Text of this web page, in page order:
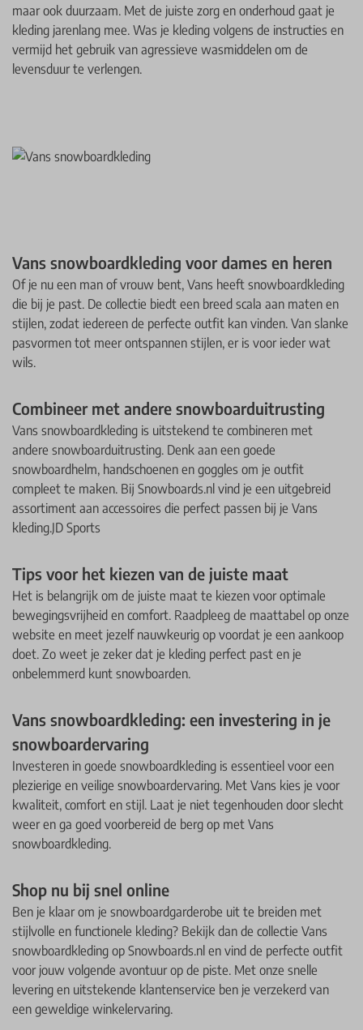
maar ook duurzaam. Met de juiste zorg en onderhoud gaat je
kleding jarenlang mee. Was je kleding volgens de instructies en
vermijd het gebruik van agressieve wasmiddelen om de
levensduur te verlengen.
Vans snowboardkleding voor dames en heren
Of je nu een man of vrouw bent, Vans heeft snowboardkleding
die bij je past. De collectie biedt een breed scala aan maten en
stijlen, zodat iedereen de perfecte outfit kan vinden. Van slanke
pasvormen tot meer ontspannen stijlen, er is voor ieder wat
wils.
Combineer met andere snowboarduitrusting
Vans snowboardkleding is uitstekend te combineren met
andere snowboarduitrusting. Denk aan een goede
snowboardhelm, handschoenen en goggles om je outfit
compleet te maken. Bij Snowboards.nl vind je een uitgebreid
assortiment aan accessoires die perfect passen bij je Vans
kleding.JD Sports
Tips voor het kiezen van de juiste maat
Het is belangrijk om de juiste maat te kiezen voor optimale
bewegingsvrijheid en comfort. Raadpleeg de maattabel op onze
website en meet jezelf nauwkeurig op voordat je een aankoop
doet. Zo weet je zeker dat je kleding perfect past en je
onbelemmerd kunt snowboarden.
Vans snowboardkleding: een investering in je
snowboardervaring
Investeren in goede snowboardkleding is essentieel voor een
plezierige en veilige snowboardervaring. Met Vans kies je voor
kwaliteit, comfort en stijl. Laat je niet tegenhouden door slecht
weer en ga goed voorbereid de berg op met Vans
snowboardkleding.
Shop nu bij snel online
Ben je klaar om je snowboardgarderobe uit te breiden met
stijlvolle en functionele kleding? Bekijk dan de collectie Vans
snowboardkleding op Snowboards.nl en vind de perfecte outfit
voor jouw volgende avontuur op de piste. Met onze snelle
levering en uitstekende klantenservice ben je verzekerd van
een geweldige winkelervaring.